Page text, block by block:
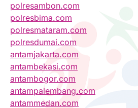
polresambon.com
polresbima.com
polresmataram.com
polresdumai.com
antamjakarta.com
antambekasi.com
antambogor.com
antampalembang.com
antammedan.com